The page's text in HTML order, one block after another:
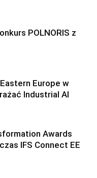
POLNORIS z
Europe w
Industrial AI
Awards
IFS Connect EE